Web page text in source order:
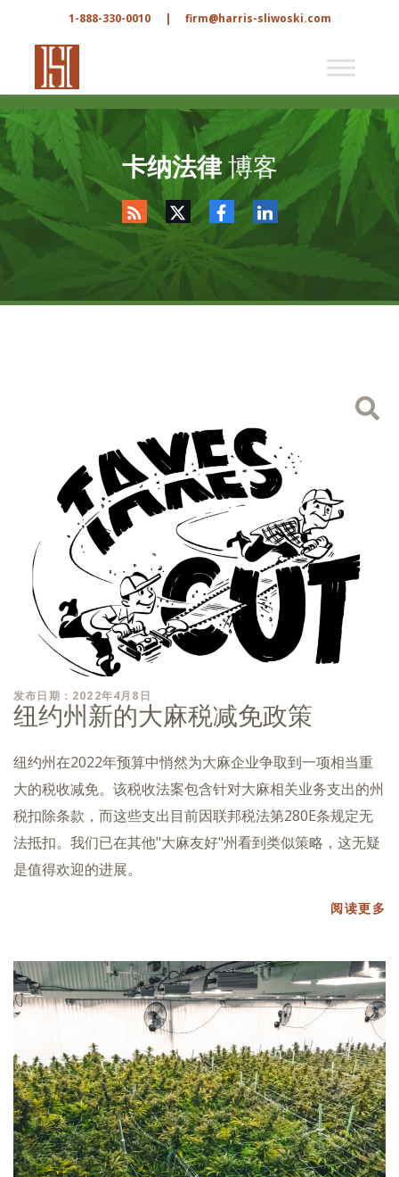
1-888-330-0010 | firm@harris-sliwoski.com
卡纳法律博客
发布日期：2022年4月8日
纽约州新的大麻税减免政策
纽约州在2022年预算中悄然为大麻企业争取到一项相当重
大的税收减免。该税收法案包含针对大麻相关业务支出的州
税扣除条款，而这些支出目前因联邦税法第280E条规定无
法抵扣。我们已在其他"大麻友好"州看到类似策略，这无疑
是值得欢迎的进展。
阅读更多